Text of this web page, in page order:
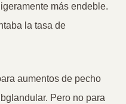
más endeble.
la tasa de
aumentos de pecho
Pero no para